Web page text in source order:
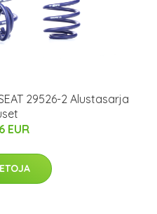
29526-2 Alustasarja
EUR